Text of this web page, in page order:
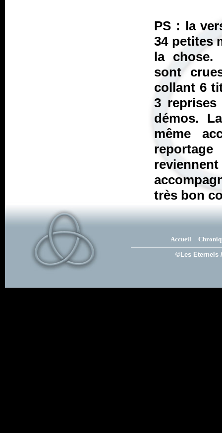
PS : la
34 petites
la chose.
sont
collant 6
3
démos.
même
très bon
Accueil
©Les Eternels